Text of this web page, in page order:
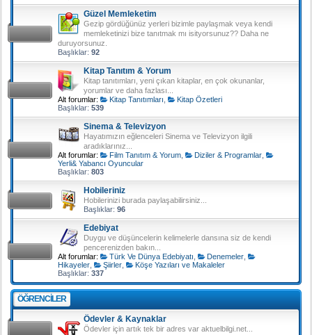
Güzel Memleketim
Gezip gördüğünüz yerleri bizimle paylaşmak veya kendi
memleketinizi bize tanıtmak mı isityorsunuz?? Daha ne
duruyorsunuz.
Başlıklar: 92
Kitap Tanıtım & Yorum
Kitap tanıtımları, yeni çıkan kitaplar, en çok okunanlar,
yorumlar ve daha fazlası...
Alt forumlar:
Kitap Tanıtımları
Kitap Özetleri
Başlıklar: 539
Sinema & Televizyon
Hayatımızın eğlenceleri Sinema ve Televizyon ilgili
aradıklarınız...
Alt forumlar:
Film Tanıtım & Yorum, Diziler & Programlar,
Yerli& Yabancı Oyuncular
Başlıklar: 803
Hobileriniz
Hobilerinizi burada paylaşabilirsiniz...
Başlıklar: 96
Edebiyat
Duygu ve düşüncelerin kelimelerle dansına siz de kendi
pencerenizden bakın...
Alt forumlar:
Türk Ve Dünya Edebiyatı Denemeler,
Hikayeler
Şiirler,
Köşe Yazıları ve Makaleler
Başlıklar: 337
ÖĞRENCILER
Ödevler & Kaynaklar
Ödevler için artık tek bir adres var aktuelbilgi.net...